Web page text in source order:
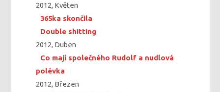
2012, Květen
365ka skončila
Double shitting
2012, Duben
Co mají společného Rudolf a nudlová
polévka
2012, Březen